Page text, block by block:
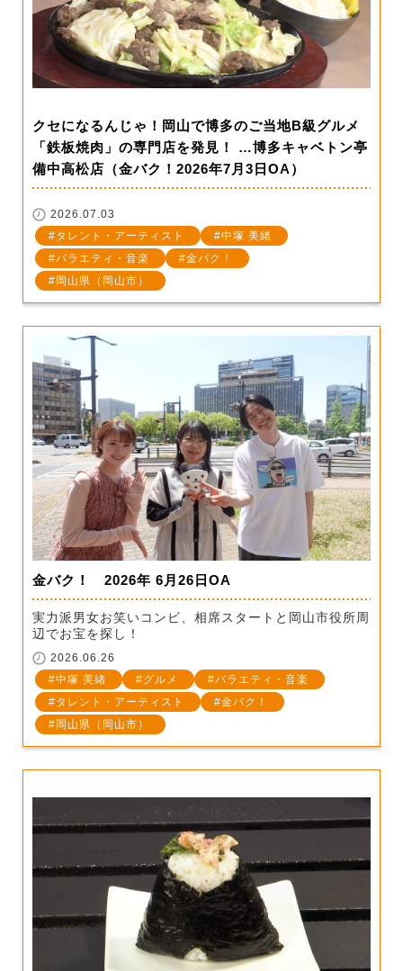
クセになるんじゃ！岡山で博多のご当地B級グルメ
「鉄板焼肉」の専門店を発見！ …博多キャベトン亭
備中高松店（金バク！2026年7月3日OA）
2026.07.03
タレント・アーティスト
中塚 美緒
バラエティ・音楽
金バク！
岡山県（岡山市）
金バク！ 2026年 6月26日OA
実力派男女お笑いコンビ、相席スタートと岡山市役所周
辺でお宝を探し！
2026.06.26
中塚 美緒
グルメ
バラエティ・音楽
タレント・アーティスト
金バク！
岡山県（岡山市）